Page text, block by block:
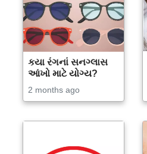
કયા રંગનાં સનગ્લાસ
આંખો માટે યોગ્ય?
2 months ago